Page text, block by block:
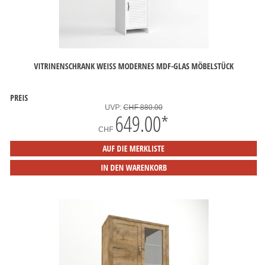
VITRINENSCHRANK WEISS MODERNES MDF-GLAS MÖBELSTÜCK
PREIS
UVP:CHF 880.00
CHF 649.00*
AUF DIE MERKLISTE
IN DEN WARENKORB